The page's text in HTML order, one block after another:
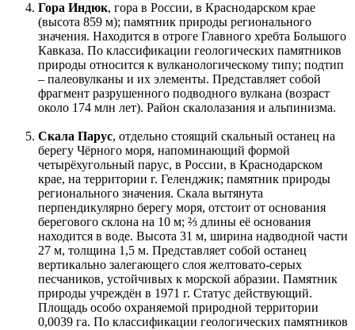
Гора Индюк, гора в России, в Краснодарском крае
(высота 859 м); памятник природы регионального
значения. Находится в отроге Главного хребта Большого
Кавказа. По классификации геологических памятников
природы относится к вулканологическому типу; подтип
– палеовулканы и их элементы. Представляет собой
фрагмент разрушенного подводного вулкана (возраст
около 174 млн лет). Район скалолазания и альпинизма.
Скала Парус, отдельно стоящий скальный останец на
берегу Чёрного моря, напоминающий формой
четырёхугольный парус, в России, в Краснодарском
крае, на территории г. Геленджик; памятник природы
регионального значения. Скала вытянута
перпендикулярно берегу моря, отстоит от основания
берегового склона на 10 м; ⅔ длины её основания
находится в воде. Высота 31 м, ширина надводной части
27 м, толщина 1,5 м. Представляет собой останец
вертикально залегающего слоя желтовато-серых
песчаников, устойчивых к морской абразии. Памятник
природы учреждён в 1971 г. Статус действующий.
Площадь особо охраняемой природной территории
0,0039 га. По классификации геологических памятников